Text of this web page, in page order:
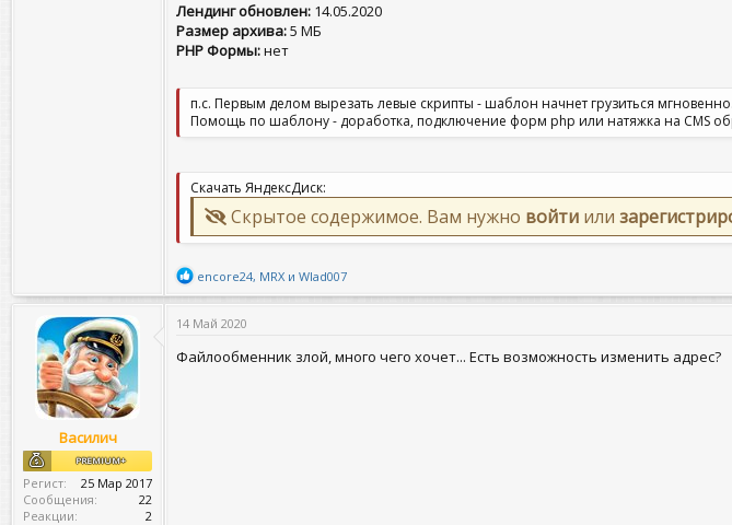
Лендинг обновлен: 14.05.2020
Размер архива:5 МБ
PHP Формы:нет
п.с. Первым делом вырезать левые скрипты - шаблон начнет грузиться мгновенно.
Помощь по шаблону - доработка, подключение форм php или натяжка на CMS
Скачать ЯндексДиск:
Скрытое содержимое. Вам нужно войти или
Р
а
к
и
encore24, MRX и Wlad007
Василич
PREMIUM+
Регист
25 Мар 2017
Сообщения
22
Реакции
2
14 Май 2020
Файлообменник злой, много чего хочет... Есть возможность изменить адрес?